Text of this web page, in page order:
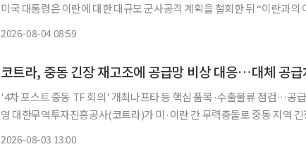
미국 대통령은 이란에 대한 대규모 군사공격 계획을 철회한 뒤 “이란과의
2026-08-04 08:59
코트라, 중동 긴장 재고조에 공급망 비상 대응…대체 공급
'4차 포스트 중동 TF 회의' 개최나프타 등 핵심 품목·수출물류 점검…공
영 대한무역투자진흥공사(코트라)가 미·이란 간 무력충돌로 중동 지역 긴장이 다시 고조되
2026-08-03 13:00